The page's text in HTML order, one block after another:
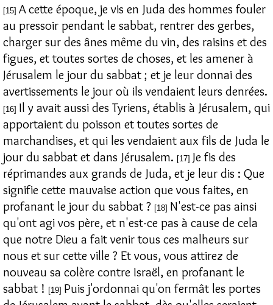
[15] A cette époque, je vis en Juda des hommes fouler
au pressoir pendant le sabbat, rentrer des gerbes,
charger sur des ânes même du vin, des raisins et des
figues, et toutes sortes de choses, et les amener à
Jérusalem le jour du sabbat ; et je leur donnai des
avertissements le jour où ils vendaient leurs denrées.
[16] Il y avait aussi des Tyriens, établis à Jérusalem, qui
apportaient du poisson et toutes sortes de
marchandises, et qui les vendaient aux fils de Juda le
jour du sabbat et dans Jérusalem. [17] Je fis des
réprimandes aux grands de Juda, et je leur dis : Que
signifie cette mauvaise action que vous faites, en
profanant le jour du sabbat ? [18] N'est-ce pas ainsi
qu'ont agi vos père, et n'est-ce pas à cause de cela
que notre Dieu a fait venir tous ces malheurs sur
nous et sur cette ville ? Et vous, vous attirez de
nouveau sa colère contre Israël, en profanant le
sabbat ! [19] Puis j'ordonnai qu'on fermât les portes